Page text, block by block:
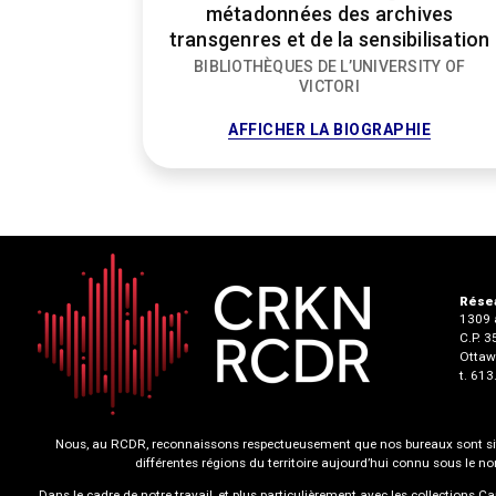
métadonnées des archives
transgenres et de la sensibilisation
BIBLIOTHÈQUES DE L’UNIVERSITY OF
VICTORI
AFFICHER LA BIOGRAPHIE
1309
C.P.
t.
Nous, au RCDR, reconnaissons respectueusement que nos bureaux
différentes régions du territoire aujourd’hui connu sous le